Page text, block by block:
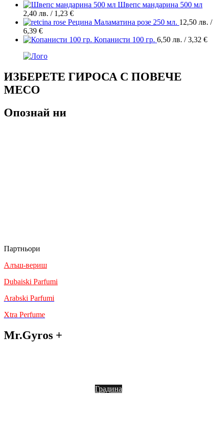
Швепс мандарина 500 мл
2,40 лв. / 1,23 €
Рецина Маламатина розе 250 мл. 12,50 лв. /
6,39 €
Копанисти 100 гр. 6,50 лв. / 3,32 €
ИЗБЕРЕТЕ ГИРОСА С ПОВЕЧЕ
МЕСО
Опознай ни
Партньори
Алъш-вериш
Dubaiski Parfumi
Arabski Parfumi
Xtra Perfume
Mr.Gyros +
Градина